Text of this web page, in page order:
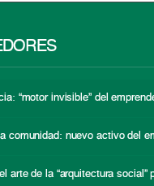
“motor invisible” del
comunidad: nuevo activo del
arte de la “arquitectura social”